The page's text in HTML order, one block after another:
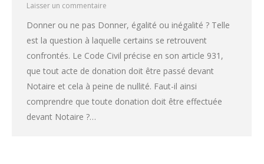
Laisser un commentaire
Donner ou ne pas Donner, égalité ou inégalité ? Telle
est la question à laquelle certains se retrouvent
confrontés. Le Code Civil précise en son article 931,
que tout acte de donation doit être passé devant
Notaire et cela à peine de nullité. Faut-il ainsi
comprendre que toute donation doit être effectuée
devant Notaire ?…